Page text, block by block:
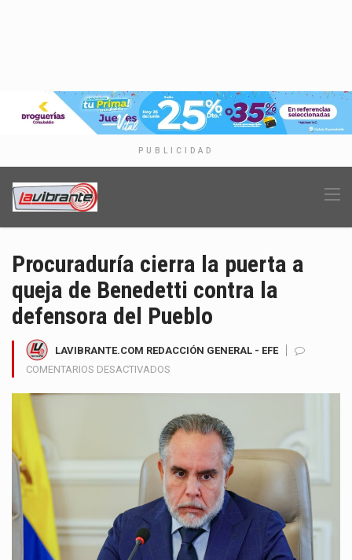
PUBLICIDAD
Procuraduría cierra la puerta a
queja de Benedetti contra la
defensora del Pueblo
LAVIBRANTE.COM REDACCIÓN GENERAL - EFE
COMENTARIOS DESACTIVADOS
LA
PUERTA
A
QUEJA
DE
BENEDETTI
CONTRA
LA
DEFENSORA